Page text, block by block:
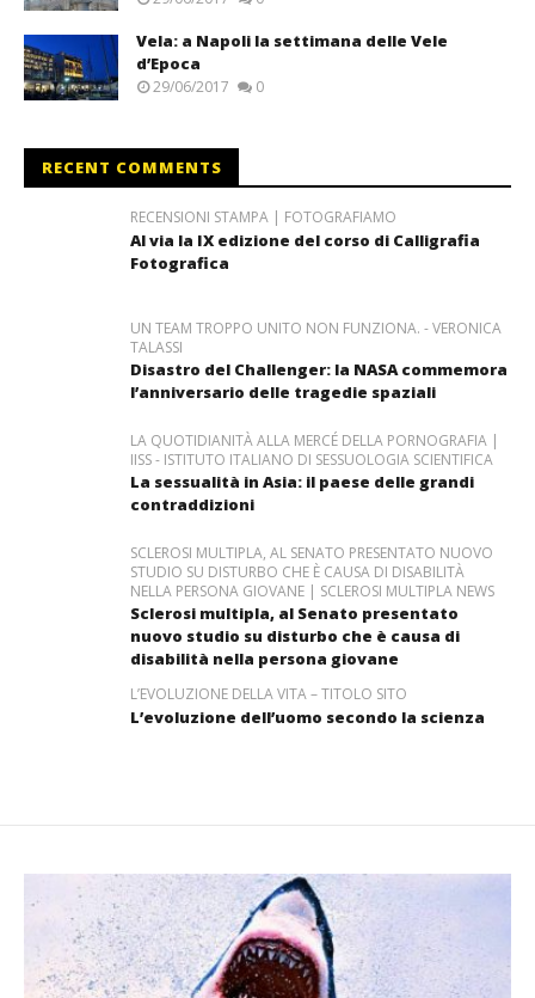
Vela: a Napoli la settimana delle Vele
d’Epoca
29/06/2017 0
RECENT COMMENTS
RECENSIONI STAMPA | FOTOGRAFIAMO
Al via la IX edizione del corso di Calligrafia
Fotografica
UN TEAM TROPPO UNITO NON FUNZIONA. - VERONICA
TALASSI
Disastro del Challenger: la NASA commemora
l’anniversario delle tragedie spaziali
LA QUOTIDIANITÀ ALLA MERCÉ DELLA PORNOGRAFIA |
IISS - ISTITUTO ITALIANO DI SESSUOLOGIA SCIENTIFICA
La sessualità in Asia: il paese delle grandi
contraddizioni
SCLEROSI MULTIPLA, AL SENATO PRESENTATO NUOVO
STUDIO SU DISTURBO CHE È CAUSA DI DISABILITÀ
NELLA PERSONA GIOVANE | SCLEROSI MULTIPLA NEWS
Sclerosi multipla, al Senato presentato
nuovo studio su disturbo che è causa di
disabilità nella persona giovane
L’EVOLUZIONE DELLA VITA – TITOLO SITO
L’evoluzione dell’uomo secondo la scienza